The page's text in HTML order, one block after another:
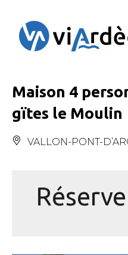
Maison 4
gïtes le Moulin
VALLON-PONT-